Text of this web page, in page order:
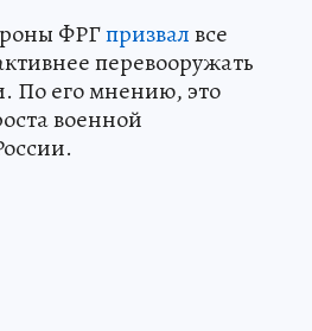
ФРГпризвалвсе
перевооружать
По его мнению, это
военной